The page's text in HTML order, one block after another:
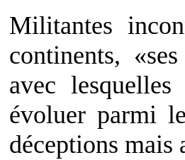
Militantes
continents,
avec
évoluer parmi
déceptions mais